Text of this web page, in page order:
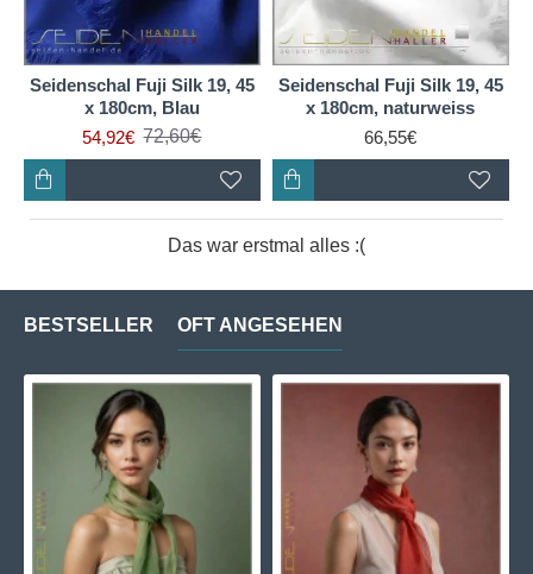
Seidenschal Fuji Silk 19, 45
x 180cm, Blau
54,92€ 72,60€
Seidenschal Fuji Silk 19, 45
x 180cm, naturweiss
66,55€
Das war erstmal alles :(
BESTSELLER OFT ANGESEHEN